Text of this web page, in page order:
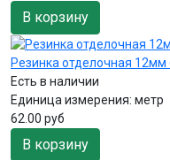
В корзину
Резинка отделочная
Есть в наличии
Единица измерения: метр
62.00 руб
В корзину